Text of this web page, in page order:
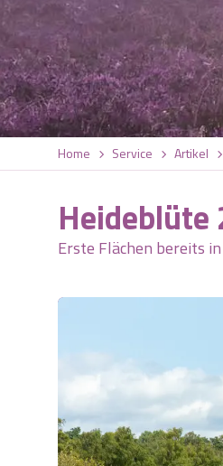
Home Service Artikel
Erste Flächen bereits